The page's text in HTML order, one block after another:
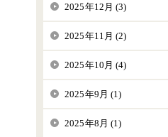
2025年12月 (3)
2025年11月 (2)
2025年10月 (4)
2025年9月 (1)
2025年8月 (1)